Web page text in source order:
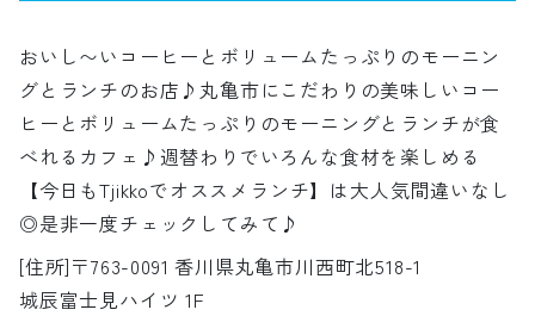
おいし〜いコーヒーとボリュームたっぷりのモーニン
グとランチのお店♪丸亀市にこだわりの美味しいコー
ヒーとボリュームたっぷりのモーニングとランチが食
べれるカフェ♪週替わりでいろんな食材を楽しめる
【今日もTjikkoでオススメランチ】は大人気間違いなし
◎是非一度チェックしてみて♪
[住所]〒763-0091 香川県丸亀市川西町北518-1
城辰富士見ハイツ 1F